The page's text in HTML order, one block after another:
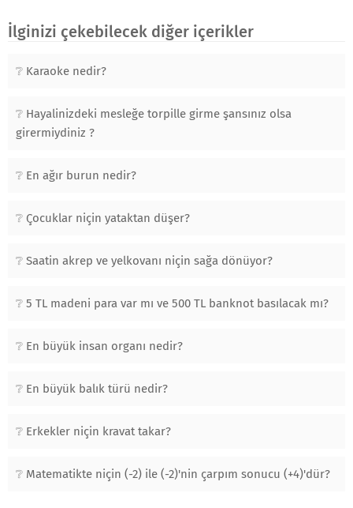
İlginizi çekebilecek diğer içerikler
Karaoke nedir?
Hayalinizdeki mesleğe torpille girme şansınız olsa
girermiydiniz ?
En ağır burun nedir?
Çocuklar niçin yataktan düşer?
Saatin akrep ve yelkovanı niçin sağa dönüyor?
5 TL madeni para var mı ve 500 TL banknot basılacak mı?
En büyük insan organı nedir?
En büyük balık türü nedir?
Erkekler niçin kravat takar?
Matematikte niçin (-2) ile (-2)'nin çarpım sonucu (+4)'dür?